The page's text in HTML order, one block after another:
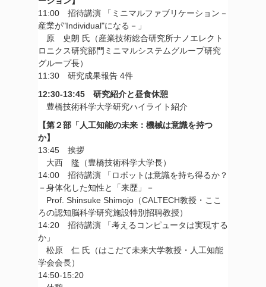
11:00 招待講演 「ミニマルファブリケーション－
産業が"Individual"になる－」
原 史朗 氏（産業技術総合研究所ナノエレクト
ロニクス研究部門ミニマルシステムグループ研究
グループ長）
11:30 研究成果報告 4件
12:30-13:45 研究紹介と昼食休憩
豊橋技術科学大学研究ハイライト紹介
【第２部「人工知能の未来：機械は意識を持つ
か】
13:45 挨拶
大西 隆（豊橋技術科学大学長）
14:00 招待講演 「ロボットは意識を持ち得るか？
－身体化した知性と「来歴」－
Prof. Shinsuke Shimojo（CALTECH教授・ここ
ろの認知脳科学研究施設特別招聘教授）
14:20 招待講演 「考えるコンピュータは実現する
か」
松原 仁 氏（はこだて未来大学教授・人工知能
学会会長）
14:50-15:20